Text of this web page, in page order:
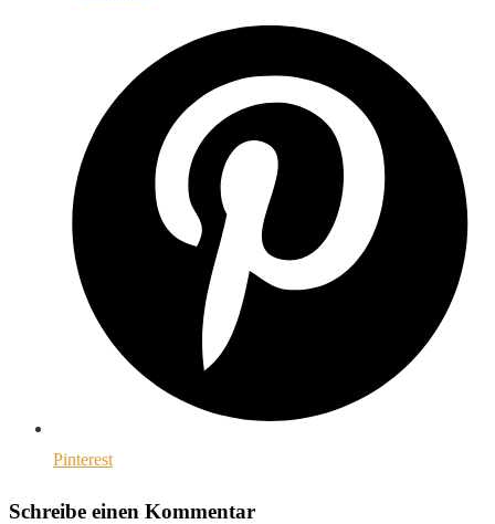
Pinterest
Schreibe einen Kommentar